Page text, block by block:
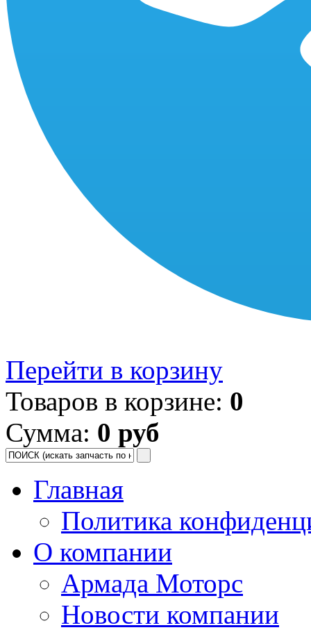
Перейти в корзину
Товаров в корзине: 0
Сумма: 0 руб
Главная
Политика
О компании
Армада Моторс
Новости компании